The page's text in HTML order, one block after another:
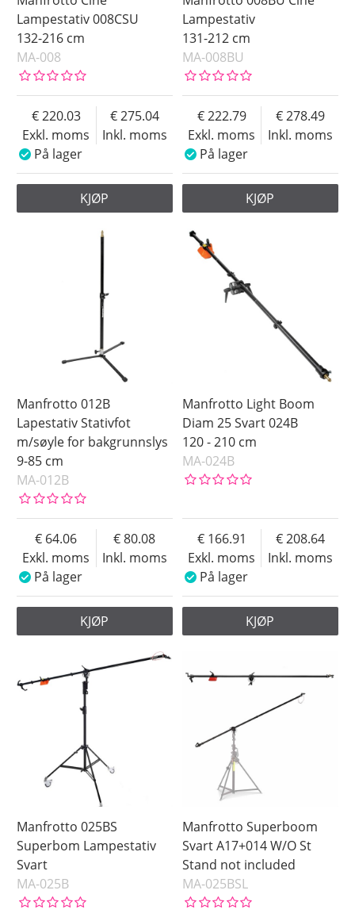
Lampestativ 008CSU
132-216 cm
MA-008
Exkl. moms
220.03
Inkl. moms
275.04
På lager
KJØP
Lampestativ
131-212 cm
MA-008BU
Exkl. moms
222.79
Inkl. moms
278.49
På lager
KJØP
Manfrotto 012B
Lapestativ Stativfot
m/søyle for bakgrunnslys
9-85 cm
MA-012B
Exkl. moms
64.06
Inkl. moms
80.08
På lager
KJØP
Manfrotto Light Boom
Diam 25 Svart 024B
120 - 210 cm
MA-024B
Exkl. moms
166.91
Inkl. moms
208.64
På lager
KJØP
Manfrotto 025BS
Superbom Lampestativ
Svart
MA-025B
Manfrotto Superboom
Svart A17+014 W/O St
Stand not included
MA-025BSL